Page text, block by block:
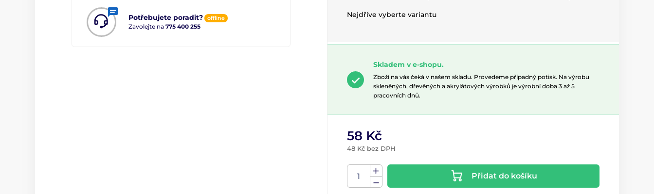
Potřebujete poradit? offline
Zavolejte na 775 400 255
Nejdříve vyberte variantu
Skladem v e-shopu.
Zboží na vás čeká v našem skladu. Provedeme případný potisk. Na výrobu
skleněných, dřevěných a akrylátových výrobků je výrobní doba 3 až 5
pracovních dnů.
58 Kč
48 Kč bez DPH
Přidat do košíku